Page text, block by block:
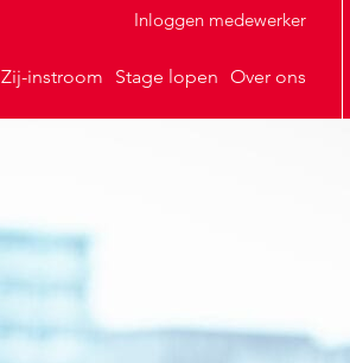
Inloggen medewerker
Zij-instroom Stage lopen Over ons